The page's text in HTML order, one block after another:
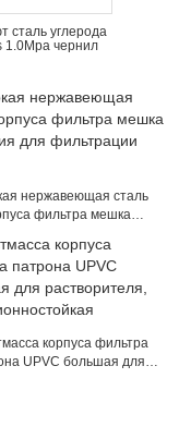
сталь углерода
1.0Mpa чернил
нержавеющая сталь
фильтра мешка
для фильтрации воды
корпуса фильтра
UPVC большая для